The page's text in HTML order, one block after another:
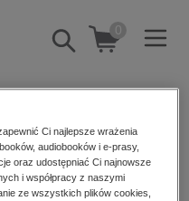
Pokaż/schowaj
wyszukiwarkę
0
Ci najlepsze wrażenia
audiobooków i e-prasy,
oraz udostępniać Ci najnowsze
i współpracy z naszymi
ze wszystkich plików cookies,